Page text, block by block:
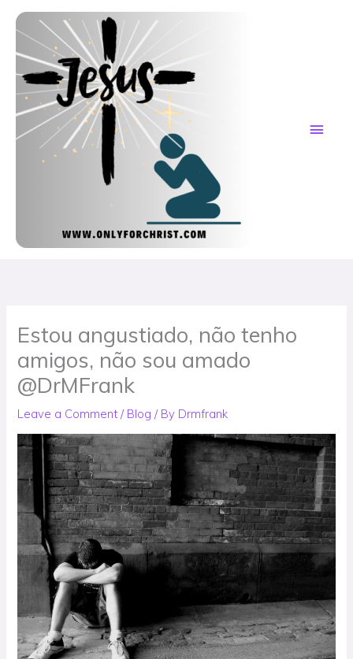
content
Estou angustiado, não tenho
amigos, não sou amado
@DrMFrank
Leave a Comment / Blog / By Drmfrank